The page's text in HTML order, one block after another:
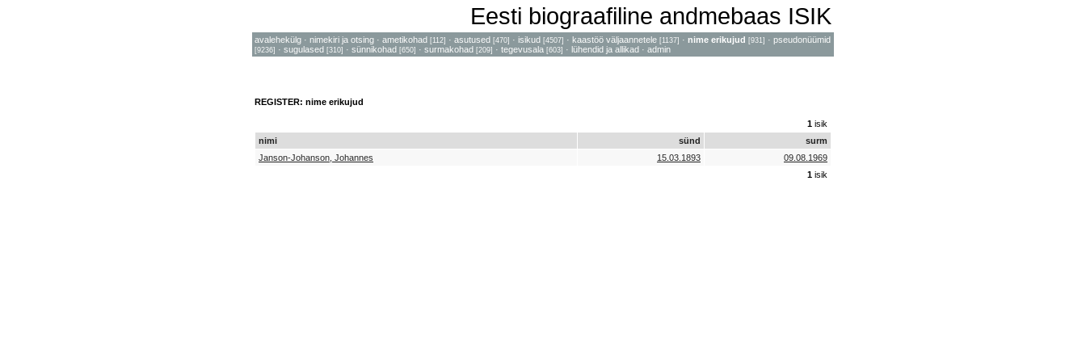
Eesti biograafiline andmebaas ISIK
avalehekülg · nimekiri ja otsing · ametikohad [112] · asutused [470] · isikud [4507] · kaastöö väljaannetele [1137] · nime erikujud [931] · pseudonüümid
[9236] · sugulased [310] · sünnikohad [650] · surmakohad [209] · tegevusala [603] · lühendid ja allikad · admin
REGISTER: nime erikujud
1 isik
nimi
sünd
surm
Janson-Johanson, Johannes
15.03.1893
09.08.1969
1 isik